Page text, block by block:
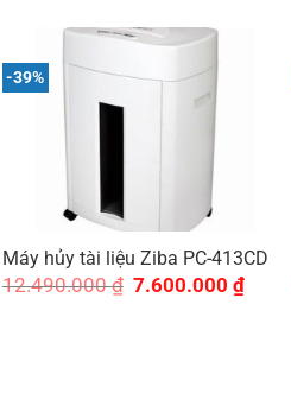
-39%
Máy hủy tài liệu Ziba PC-413CD
12.490.000₫ Giá
gốc
7.600.000 ₫Giá
hiện